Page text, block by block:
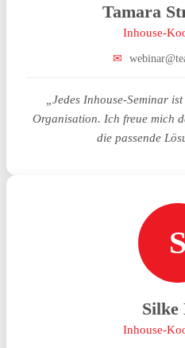
Tamara
Inhouse-
✉
„Jedes Inhouse-Seminar
Organisation. Ich freue mich
die passende
S
Silke
Inhouse-